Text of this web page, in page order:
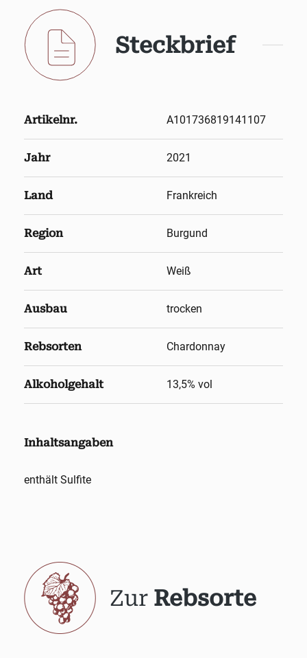
Steckbrief
Artikelnr. A101736819141107
Jahr 2021
Land Frankreich
Region Burgund
Art Weiß
Ausbau trocken
Rebsorten Chardonnay
Alkoholgehalt 13,5% vol
Inhaltsangaben
enthält Sulfite
Zur Rebsorte